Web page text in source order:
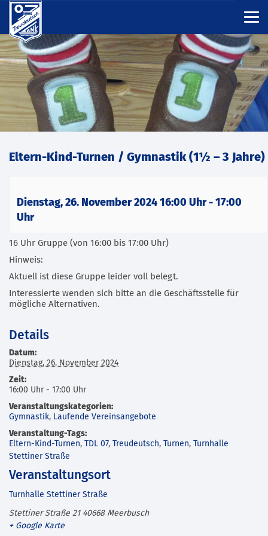
Eltern-Kind-Turnen / Gymnastik (1½ – 3 Jahre)
Dienstag, 26. November 2024 16:00 Uhr- 17:00
Uhr
16 Uhr Gruppe (von 16:00 bis 17:00 Uhr)
Hinweis:
Aktuell ist diese Gruppe leider voll belegt.
Interessierte wenden sich bitte an die Geschäftsstelle für
mögliche Alternativen.
Details
Datum:
Dienstag, 26. November 2024
Zeit:
16:00 Uhr - 17:00 Uhr
Veranstaltungskategorien:
Gymnastik, Laufende Vereinsangebote
Veranstaltung-Tags:
Eltern-Kind-Turnen, TDL 07, Treudeutsch, Turnen,
Turnhalle
Stettiner Straße
Veranstaltungsort
Turnhalle Stettiner Straße
Stettiner Straße 21 40668 Meerbusch
+ Google Karte